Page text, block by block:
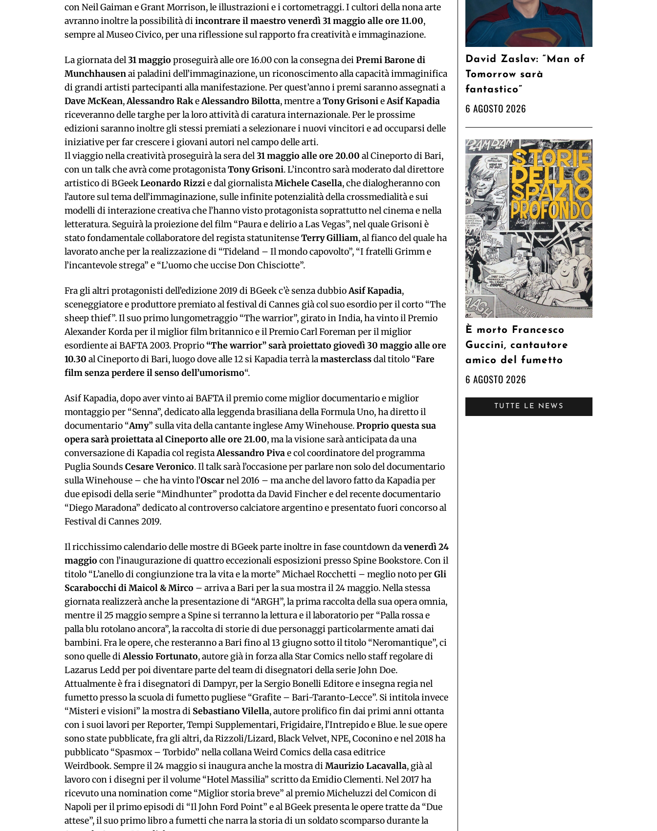
con Neil Gaiman e Grant Morrison, le illustrazioni e i cortometraggi. I cultori della nona arte
avranno inoltre la possibilità diincontrare il maestro venerdì 31 maggio alle ore 11.00,
sempre al Museo Civico, per una riflessione sul rapporto fra creatività e immaginazione.
La giornata del31 maggio proseguirà alle ore 16.00 con la consegna deiPremi Barone di
Munchhausenai paladini dell’immaginazione, un riconoscimento alla capacità immaginifica
di grandi artisti partecipanti alla manifestazione. Per quest’anno i premi saranno assegnati a
Dave McKean,Alessandro RakeAlessandro Bilotta, mentre aTony GrisonieAsif Kapadia
riceveranno delle targhe per la loro attività di caratura internazionale. Per le prossime
edizioni saranno inoltre gli stessi premiati a selezionare i nuovi vincitori e ad occuparsi delle
iniziative per far crescere i giovani autori nel campo delle arti.
Il viaggio nella creatività proseguirà la sera del31 maggio alle ore 20.00 al Cineporto di Bari,
con un talk che avrà come protagonistaTony Grisoni. L’incontro sarà moderato dal direttore
artistico di BGeekLeonardo Rizzie dal giornalistaMichele Casella, che dialogheranno con
l’autore sul tema dell’immaginazione, sulle infinite potenzialità della crossmedialità e sui
modelli di interazione creativa che l’hanno visto protagonista soprattutto nel cinema e nella
letteratura. Seguirà la proiezione del film “Paura e delirio a Las Vegas”, nel quale Grisoni è
stato fondamentale collaboratore del regista statunitenseTerry Gilliam, al fianco del quale ha
lavorato anche per la realizzazione di “Tideland – Il mondo capovolto”, “I fratelli Grimm e
l’incantevole strega” e “L’uomo che uccise Don Chisciotte”.
Fra gli altri protagonisti dell’edizione 2019 di BGeek c’è senza dubbioAsif Kapadia,
sceneggiatore e produttore premiato al festival di Cannes già col suo esordio per il corto “The
sheep thief”. Il suo primo lungometraggio “The warrior”, girato in India, ha vinto il Premio
Alexander Korda per il miglior film britannico e il Premio Carl Foreman per il miglior
esordiente ai BAFTA 2003. Proprio“The warrior” sarà proiettato giovedì 30 maggio alle ore
10.30 al Cineporto di Bari, luogo dove alle 12 si Kapadia terrà lamasterclassdal titolo “Fare
film senza perdere il senso dell’umorismo“.
Asif Kapadia, dopo aver vinto ai BAFTA il premio come miglior documentario e miglior
montaggio per “Senna”, dedicato alla leggenda brasiliana della Formula Uno, ha diretto il
documentario “Amy” sulla vita della cantante inglese Amy Winehouse.Proprio questa sua
opera sarà proiettata al Cineporto alle ore 21.00, ma la visione sarà anticipata da una
conversazione di Kapadia col registaAlessandro Pivae col coordinatore del programma
Puglia Sounds Cesare Veronico. Il talk sarà l’occasione per parlare non solo del documentario
sulla Winehouse – che ha vinto l’Oscarnel 2016 – ma anche del lavoro fatto da Kapadia per
due episodi della serie “Mindhunter” prodotta da David Fincher e del recente documentario
“Diego Maradona” dedicato al controverso calciatore argentino e presentato fuori concorso al
Festival di Cannes 2019.
Il ricchissimo calendario delle mostre di BGeek parte inoltre in fase countdown davenerdì 24
maggio con l’inaugurazione di quattro eccezionali esposizioni presso Spine Bookstore. Con il
titolo “L’anello di congiunzione tra la vita e la morte” Michael Rocchetti – meglio noto perGli
Scarabocchi di Maicol & Mirco – arriva a Bari per la sua mostra il 24 maggio. Nella stessa
giornata realizzerà anche la presentazione di “ARGH”, la prima raccolta della sua opera omnia,
mentre il 25 maggio sempre a Spine si terranno la lettura e il laboratorio per “Palla rossa e
palla blu rotolano ancora”, la raccolta di storie di due personaggi particolarmente amati dai
bambini. Fra le opere, che resteranno a Bari fino al 13 giugno sotto il titolo “Neromantique”, ci
sono quelle diAlessio Fortunato, autore già in forza alla Star Comics nello staff regolare di
Lazarus Ledd per poi diventare parte del team di disegnatori della serie John Doe.
Attualmente è fra i disegnatori di Dampyr, per la Sergio Bonelli Editore e insegna regia nel
fumetto presso la scuola di fumetto pugliese “Grafite – Bari-Taranto-Lecce”. Si intitola invece
“Misteri e visioni” la mostra di Sebastiano Vilella, autore prolifico fin dai primi anni ottanta
con i suoi lavori per Reporter, Tempi Supplementari, Frigidaire, l’Intrepido e Blue. le sue opere
sono state pubblicate, fra gli altri, da Rizzoli/Lizard, Black Velvet, NPE, Coconino e nel 2018 ha
pubblicato “Spasmox – Torbido” nella collana Weird Comics della casa editrice
Weirdbook. Sempre il 24 maggio si inaugura anche la mostra diMaurizio Lacavalla, già al
lavoro con i disegni per il volume “Hotel Massilia” scritto da Emidio Clementi. Nel 2017 ha
ricevuto una nomination come “Miglior storia breve” al premio Micheluzzi del Comicon di
Napoli per il primo episodi di “Il John Ford Point” e al BGeek presenta le opere tratte da “Due
attese”, il suo primo libro a fumetti che narra la storia di un soldato scomparso durante la
David Zaslav: “Man of
Tomorrow sarà
fantastico”
6 AGOSTO 2026
È morto Francesco
Guccini, cantautore
amico del fumetto
6 AGOSTO 2026
TUTTE LE NEWS